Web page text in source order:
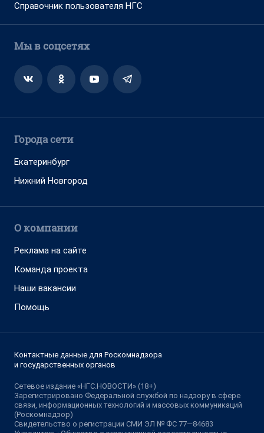
Справочник пользователя НГС
Мы в соцсетях
Города сети
Екатеринбург
Нижний Новгород
О компании
Реклама на сайте
Команда проекта
Наши вакансии
Помощь
Контактные данные для Роскомнадзора
и государственных органов
Сетевое издание «НГС.НОВОСТИ» (18+)
Зарегистрировано Федеральной службой по надзору в сфере
связи, информационных технологий и массовых коммуникаций
(Роскомнадзор)
Свидетельство о регистрации СМИ ЭЛ № ФС 77—84683